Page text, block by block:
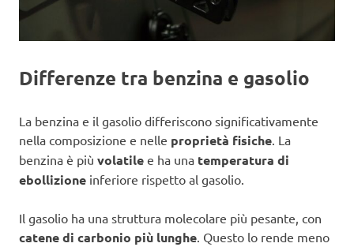
Differenze tra benzina e gasolio
La benzina e il gasolio differiscono significativamente
nella composizione e nelle proprietà fisiche. La
benzina è più volatile e ha una temperatura di
ebollizione inferiore rispetto al gasolio.
Il gasolio ha una struttura molecolare più pesante, con
catene di carbonio più lunghe. Questo lo rende meno